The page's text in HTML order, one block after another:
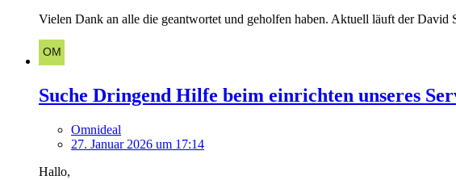
Vielen Dank an alle die geantwortet und geholfen haben. Aktuell läuft der David
Suche Dringend Hilfe beim einrichten unseres
Omnideal
27. Januar 2026 um 17:14
Hallo,